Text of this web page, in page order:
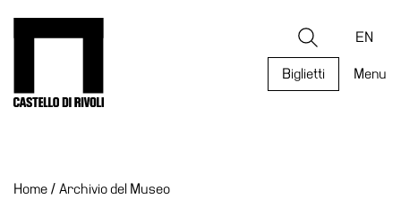
Ricerca EN
Biglietti Menu
Eventi
Home / Archivio del Museo